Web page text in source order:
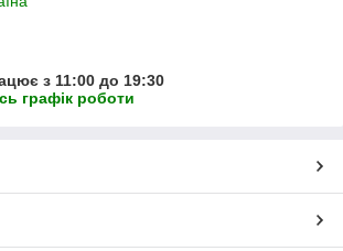
з 11:00 до 19:30
графік роботи